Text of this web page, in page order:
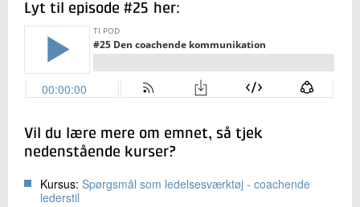
Lyt til episode #25 her:
Vil du lære mere om emnet, så tjek
nedenstående kurser?
Kursus: Spørgsmål som ledelsesværktøj - coachende
lederstil